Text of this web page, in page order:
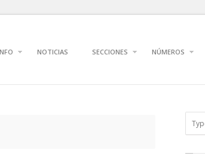
NOTICIAS SECCIONES NÚMEROS